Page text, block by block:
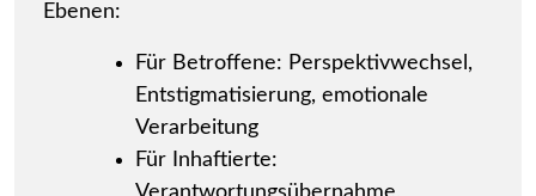
Ebenen:
Für Betroffene: Perspektivwechsel,
Entstigmatisierung, emotionale
Verarbeitung
Für Inhaftierte: